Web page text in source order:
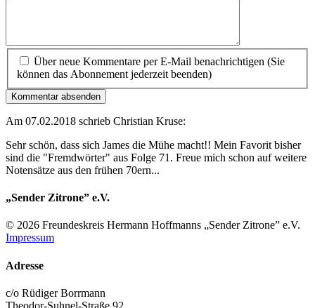
Über neue Kommentare per E-Mail benachrichtigen (Sie
können das Abonnement jederzeit beenden)
Kommentar absenden
Am 07.02.2018 schrieb Christian Kruse:
Sehr schön, dass sich James die Mühe macht!! Mein Favorit bisher
sind die "Fremdwörter" aus Folge 71. Freue mich schon auf weitere
Notensätze aus den frühen 70ern...
„Sender Zitrone” e.V.
© 2026 Freundes­kreis Her­mann Hoff­manns „Sender Zitrone” e.V.
Impressum
Adresse
c/o Rüdiger Borrmann
Theodor-Suhnel-Straße 92